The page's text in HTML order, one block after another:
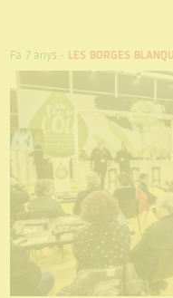
Fa 7 anys - LES BORGES